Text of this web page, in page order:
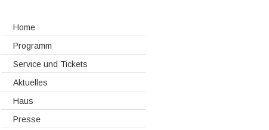
Home
Programm
Service und Tickets
Aktuelles
Haus
Presse